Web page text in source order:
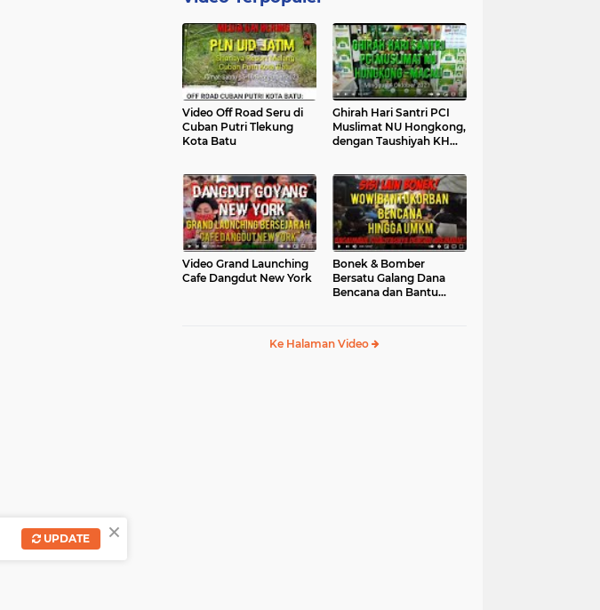
Video Off Road Seru di
Cuban Putri Tlekung
Kota Batu
Ghirah Hari Santri PCI
Muslimat NU Hongkong,
dengan Taushiyah KH
Video Grand Launching
Cafe Dangdut New York
Bonek & Bomber
Bersatu Galang Dana
Bencana dan Bantu
Ke Halaman Video
×
UPDATE